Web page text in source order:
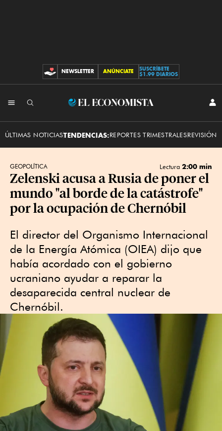
CONTRIBUCIONES
NEWSLETTER ANÚNCIATE
SUSCRÍBETE
$1.99 DIARIOS
El
ÚLTIMAS NOTICIASTENDENCIAS:REPORTES TRIMESTRALESREVISIÓN
GEOPOLÍTICA Lectura 2:00 min
Zelenski acusa a Rusia de poner el
mundo "al borde de la catástrofe"
por la ocupación de Chernóbil
El director del Organismo Internacional
de la Energía Atómica (OIEA) dijo que
había acordado con el gobierno
ucraniano ayudar a reparar la
desaparecida central nuclear de
Chernóbil.